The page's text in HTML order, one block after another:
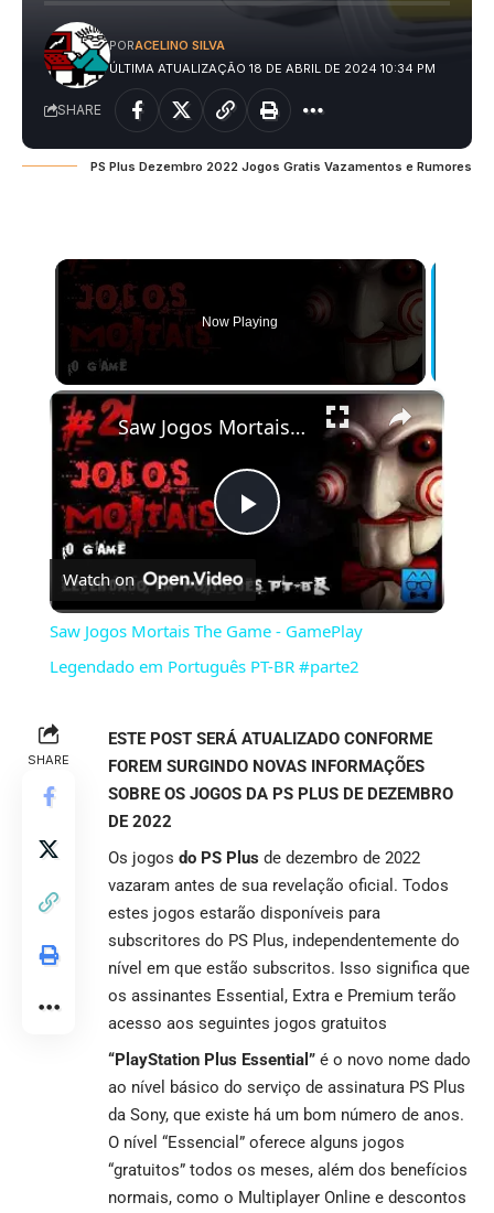
ÚLTIMA ATUALIZAÇÃO 18 DE ABRIL DE 2024 10:34 PM
PORACELINO SILVA
SHARE
PS Plus Dezembro 2022 Jogos Gratis Vazamentos e Rumores
Now Playing
×
Play
Video
Saw Jogos Mortais The Game - GamePlay Legendado em Português PT-BR #parte2
Watch on
Saw Jogos Mortais The Game - GamePlay
Legendado em Português PT-BR #parte2
SHARE
ESTE POST SERÁ ATUALIZADO CONFORME
FOREM SURGINDO NOVAS INFORMAÇÕES
SOBRE OS JOGOS DA PS PLUS DE DEZEMBRO
DE 2022
Os jogos do PS Plus de dezembro de 2022
vazaram antes de sua revelação oficial. Todos
estes jogos estarão disponíveis para
subscritores do PS Plus, independentemente do
nível em que estão subscritos. Isso significa que
os assinantes Essential, Extra e Premium terão
acesso aos seguintes jogos gratuitos
“PlayStation Plus Essential” é o novo nome dado
ao nível básico do serviço de assinatura PS Plus
da Sony, que existe há um bom número de anos.
O nível “Essencial” oferece alguns jogos
“gratuitos” todos os meses, além dos benefícios
normais, como o Multiplayer Online e descontos